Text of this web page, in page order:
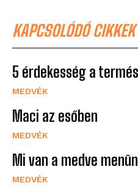
KAPCSOLÓDÓ CIKKEK
5 érdekesség a
MEDVÉK
Maci az esőben
MEDVÉK
Mi van a medve
MEDVÉK